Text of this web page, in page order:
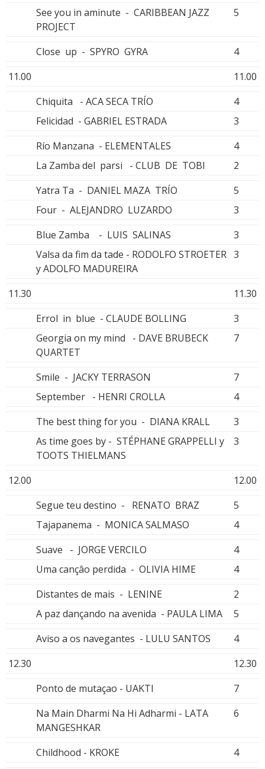
See you in aminute - CARIBBEAN JAZZ
PROJECT
5
Close up - SPYRO GYRA
4
11.00
11.00
Chiquita - ACA SECA TRÍO
4
Felicidad - GABRIEL ESTRADA
3
Río Manzana - ELEMENTALES
4
La Zamba del parsi - CLUB DE TOBI
2
Yatra Ta - DANIEL MAZA TRÍO
5
Four - ALEJANDRO LUZARDO
3
Blue Zamba - LUIS SALINAS
3
Valsa da fim da tade - RODOLFO STROETER
y ADOLFO MADUREIRA
3
11.30
11.30
Errol in blue - CLAUDE BOLLING
3
Georgia on my mind - DAVE BRUBECK
QUARTET
7
Smile - JACKY TERRASON
7
September - HENRI CROLLA
4
The best thing for you - DIANA KRALL
3
As time goes by - STÉPHANE GRAPPELLI y
TOOTS THIELMANS
3
12.00
12.00
Segue teu destino - RENATO BRAZ
5
Tajapanema - MONICA SALMASO
4
Suave - JORGE VERCILO
4
Uma cançâo perdida - OLIVIA HIME
4
Distantes de mais - LENINE
2
A paz dançando na avenida - PAULA LIMA
5
Aviso a os navegantes - LULU SANTOS
4
12.30
12.30
Ponto de mutaçao - UAKTI
7
Na Main Dharmi Na Hi Adharmi - LATA
MANGESHKAR
6
Childhood - KROKE
4